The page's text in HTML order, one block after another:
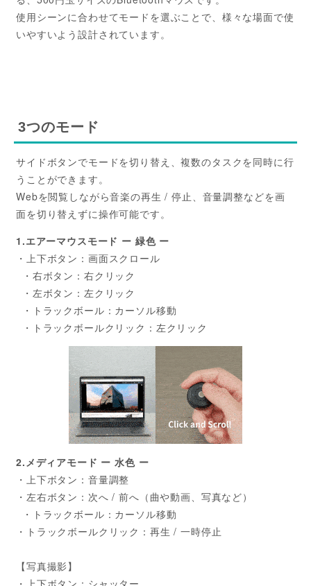
使用シーンに合わせてモードを選ぶことで、様々な場面で使
いやすいよう設計されています。
3つのモード
サイドボタンでモードを切り替え、複数のタスクを同時に行
うことができます。
Webを閲覧しながら音楽の再生 / 停止、音量調整などを画
面を切り替えずに操作可能です。
1.エアーマウスモード ー 緑色 ー
・上下ボタン：画面スクロール
・右ボタン：右クリック
・左ボタン：左クリック
・トラックボール：カーソル移動
・トラックボールクリック：左クリック
2.メディアモード ー 水色 ー
・上下ボタン：音量調整
・左右ボタン：次へ / 前へ（曲や動画、写真など）
・トラックボール：カーソル移動
・トラックボールクリック：再生 / 一時停止
【写真撮影】